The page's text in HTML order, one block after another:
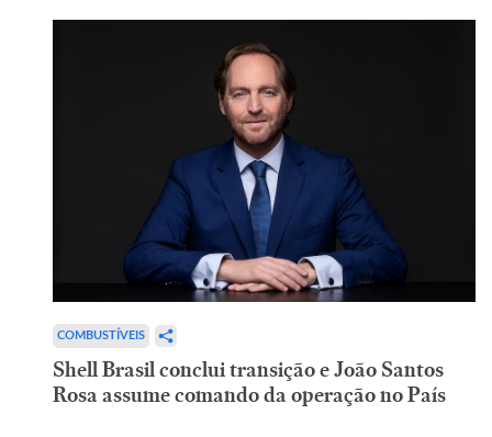
COMBUSTÍVEIS
Shell Brasil conclui transição e João Santos
Rosa assume comando da operação no País